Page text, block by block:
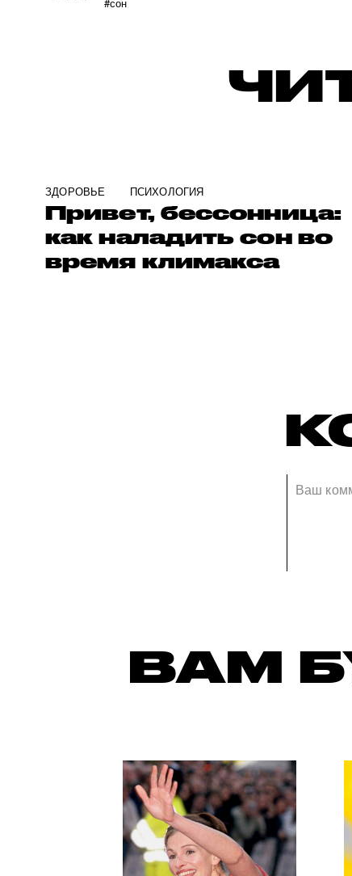
ЗДОРОВЬЕ ПСИХОЛОГИЯ
Привет, бессонница:
как наладить сон во
время климакса
ВАМ